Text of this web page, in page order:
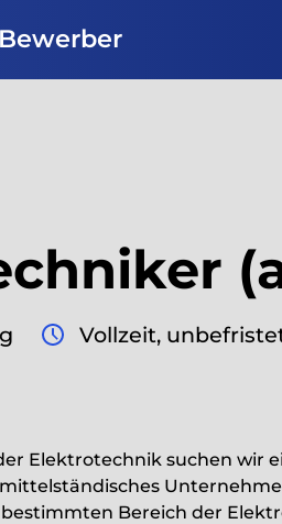
Vollzeit,
Elektrotechnik suchen wir
Bereich der